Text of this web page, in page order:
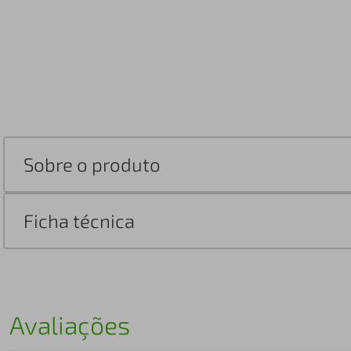
Sobre o produto
Ficha técnica
Avaliações